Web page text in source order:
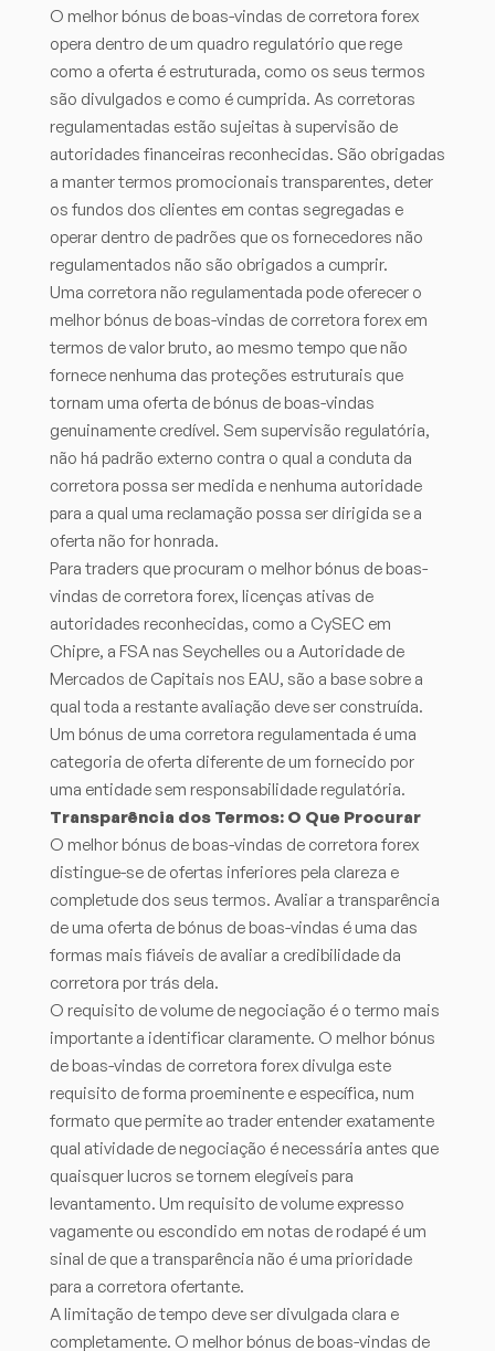
O melhor bónus de boas-vindas de corretora forex
opera dentro de um quadro regulatório que rege
como a oferta é estruturada, como os seus termos
são divulgados e como é cumprida. As corretoras
regulamentadas estão sujeitas à supervisão de
autoridades financeiras reconhecidas. São obrigadas
a manter termos promocionais transparentes, deter
os fundos dos clientes em contas segregadas e
operar dentro de padrões que os fornecedores não
regulamentados não são obrigados a cumprir.
Uma corretora não regulamentada pode oferecer o
melhor bónus de boas-vindas de corretora forex em
termos de valor bruto, ao mesmo tempo que não
fornece nenhuma das proteções estruturais que
tornam uma oferta de bónus de boas-vindas
genuinamente credível. Sem supervisão regulatória,
não há padrão externo contra o qual a conduta da
corretora possa ser medida e nenhuma autoridade
para a qual uma reclamação possa ser dirigida se a
oferta não for honrada.
Para traders que procuram o melhor bónus de boas-
vindas de corretora forex, licenças ativas de
autoridades reconhecidas, como a CySEC em
Chipre, a FSA nas Seychelles ou a Autoridade de
Mercados de Capitais nos EAU, são a base sobre a
qual toda a restante avaliação deve ser construída.
Um bónus de uma corretora regulamentada é uma
categoria de oferta diferente de um fornecido por
uma entidade sem responsabilidade regulatória.
Transparência dos Termos: O Que Procurar
O melhor bónus de boas-vindas de corretora forex
distingue-se de ofertas inferiores pela clareza e
completude dos seus termos. Avaliar a transparência
de uma oferta de bónus de boas-vindas é uma das
formas mais fiáveis de avaliar a credibilidade da
corretora por trás dela.
O requisito de volume de negociação é o termo mais
importante a identificar claramente. O melhor bónus
de boas-vindas de corretora forex divulga este
requisito de forma proeminente e específica, num
formato que permite ao trader entender exatamente
qual atividade de negociação é necessária antes que
quaisquer lucros se tornem elegíveis para
levantamento. Um requisito de volume expresso
vagamente ou escondido em notas de rodapé é um
sinal de que a transparência não é uma prioridade
para a corretora ofertante.
A limitação de tempo deve ser divulgada clara e
completamente. O melhor bónus de boas-vindas de